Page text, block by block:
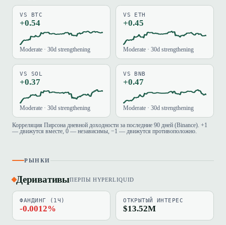
VS BTC
+0.54
Moderate · 30d strengthening
VS ETH
+0.45
Moderate · 30d strengthening
VS SOL
+0.37
Moderate · 30d strengthening
VS BNB
+0.47
Moderate · 30d strengthening
Корреляция Пирсона дневной доходности за последние 90 дней (Binance). +1
— движутся вместе, 0 — независимы, −1 — движутся противоположно.
РЫНКИ
ДеривативыПЕРПЫ HYPERLIQUID
ФАНДИНГ (1Ч)
-0.0012%
ОТКРЫТЫЙ ИНТЕРЕС
$13.52M